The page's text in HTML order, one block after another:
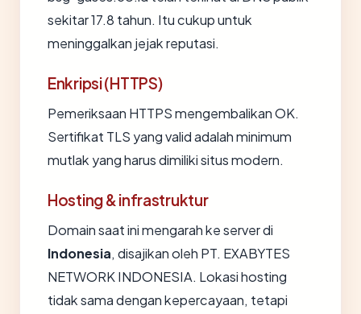
sekitar 17.8 tahun. Itu cukup untuk
meninggalkan jejak reputasi.
Enkripsi (HTTPS)
Pemeriksaan HTTPS mengembalikan OK.
Sertifikat TLS yang valid adalah minimum
mutlak yang harus dimiliki situs modern.
Hosting & infrastruktur
Domain saat ini mengarah ke server di
Indonesia, disajikan oleh PT. EXABYTES
NETWORK INDONESIA. Lokasi hosting
tidak sama dengan kepercayaan, tetapi